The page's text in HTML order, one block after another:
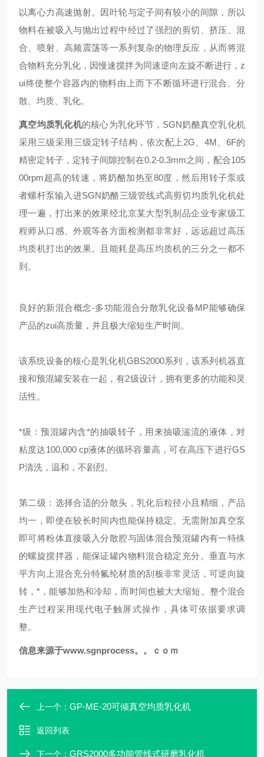
以离心力高速抛射。因叶轮与定子间有较小的间隙，所以
物料在被吸入与抛出过程中经过了强烈的剪切、挤压、混
合、喷射、高频震荡等一系列复杂的物理反应，从而将混
合物料充分乳化，因慢速搅拌为同速逆向左旋不断进行，z
ui终使整个容器内的物料由上而下不断循环进行混合、分
散、均质、乳化。
真空均质乳化机的核心为乳化环节， SGN奶酪真空乳化机
采用三级采用三级定转子结构，依次配上2G、4M、6F的
精密定转子，定转子间隙控制在0.2-0.3mm之间，配合105
00rpm超高的转速，将奶酪加热至80度，然后用转子泵或
者螺杆泵输入进SGN奶酪三级管线式高剪切均质乳化机处
理一遍，打出来的效果经北京某大型乳制品企业专家级工
程师从口感、外观等各方面检测都非常好，远远超过高压
均质机打出的效果。且能耗是高压均质机的三分之一都不
到。
良好的新混合概念-多功能混合分散乳化设备MP能够确保
产品的zui高质量，并且极大缩短生产时间。
该系统设备的核心是乳化机GBS2000系列，该系列机器直
接和预混罐安装在一起，有2级设计，拥有更多的功能和灵
活性。
*级：预混罐内含*的抽吸转子，用来抽吸湍流的液体，对
粘度达100,000 cp液体的循环容量高，可在高压下进行GS
P清洗，温和，不剧烈。
第二级：选择合适的分散头，乳化后粒径小且精细，产品
均一，即使在较长时间内也能保持稳定。无需附加真空泵
即可将粉体直接吸入分散腔与固体混合预混罐内有一特殊
的螺旋搅拌器，能保证罐内物料混合稳定充分。垂直与水
平方向上混合充分特氟纶材质的刮板非常灵活，可逆向旋
转，*，能够加热和冷却，而时间也被大大缩短。整个混合
生产过程采用现代电子触屏式操作，具体可依据要求调
整。
信息来源于www.sgnprocess。。ｃｏｍ
上一个： GP-ME-20可倾真空均质乳化机
返回列表
下一个： GRS2000多功能管线式研磨乳化机